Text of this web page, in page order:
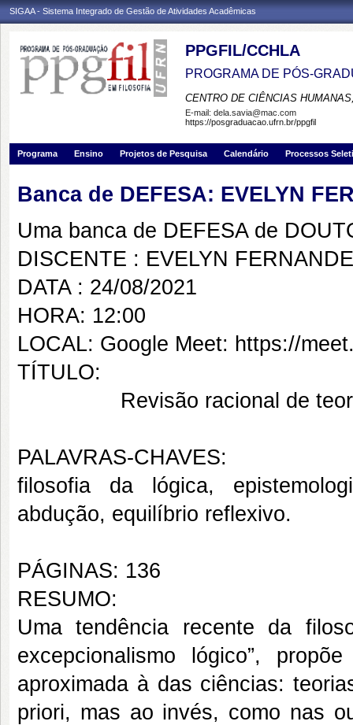
SIGAA - Sistema Integrado de Gestão de Atividades Acadêmicas
PPGFIL/CCHLA
PROGRAMA DE PÓS-
CENTRO DE CIÊNCIAS
E-mail: dela.savia@mac.com
https://posgraduacao.ufrn.br/ppgfil
Programa Ensino Projetos de Pesquisa Calendário Processos
Banca de DEFESA: EVELYN
Uma banca de DEFESA de
DISCENTE : EVELYN
DATA : 24/08/2021
HORA: 12:00
LOCAL: Google Meet: https://
TÍTULO:
Revisão racional de
PALAVRAS-CHAVES:
filosofia da lógica,
abdução, equilíbrio reflexivo.
PÁGINAS: 136
RESUMO:
Uma tendência recente da
excepcionalismo lógico”,
aproximada à das ciências:
priori, mas ao invés, como nas